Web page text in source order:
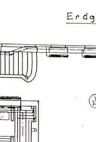
oder wirtschaftliches Naheverhältnis besteht.